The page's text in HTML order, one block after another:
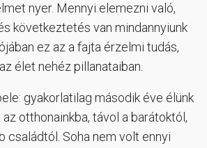
nyer. Mennyi elemezni való,
következtetés van mindannyiunk
ez az a fajta érzelmi tudás,
élet nehéz pillanataiban.
gyakorlatilag második éve élünk
otthonainkba, távol a barátoktól,
családtól. Soha nem volt ennyi